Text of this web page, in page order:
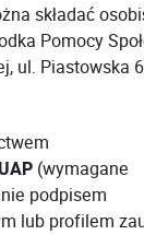
składać
Pomocy
ul. Piastowska
(wymagane
podpisem
lub profilem